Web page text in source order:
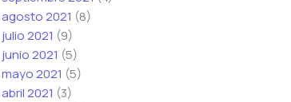
agosto 2021 (8)
julio 2021 (9)
junio 2021 (5)
mayo 2021 (5)
abril 2021 (3)